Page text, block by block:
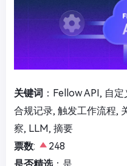
关键词 ：Fellow API, 自
合规记录, 触发工作流程,
察, LLM, 摘要
票数:
248
是否精选：是